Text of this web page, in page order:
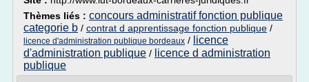
Thèmes liés : concours administratif fonction publique
categorie b / contrat d apprentissage fonction publique /
licence d'administration publique bordeaux / licence
d'administration publique / licence d administration
publique